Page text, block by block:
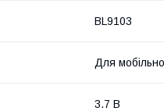
BL9103
Для
3.7 В